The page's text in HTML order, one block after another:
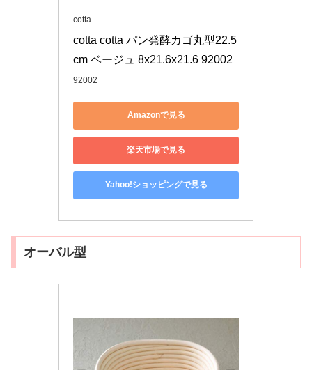
cotta
cotta cotta パン発酵カゴ丸型22.5
cm ベージュ 8x21.6x21.6 92002
92002
Amazonで見る
楽天市場で見る
Yahoo!ショッピングで見る
オーバル型